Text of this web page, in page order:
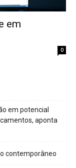
em
0
em potencial
aponta
contemporâneo